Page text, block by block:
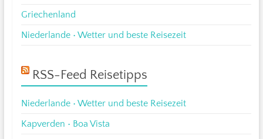
Griechenland
Niederlande • Wetter und beste Reisezeit
RSS-Feed Reisetipps
Niederlande • Wetter und beste Reisezeit
Kapverden • Boa Vista